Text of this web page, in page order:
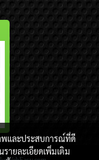
พและประสบการณ์ที่ดี
ายละเอียดเพิ่มเติม